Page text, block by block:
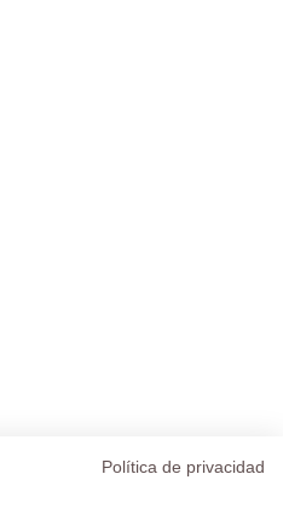
Política de privacidad